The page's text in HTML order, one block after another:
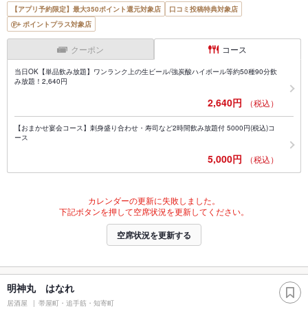
【アプリ予約限定】最大350ポイント還元対象店
口コミ投稿特典対象店
ポイントプラス対象店
クーポン コース
当日OK【単品飲み放題】ワンランク上の生ビール/強炭酸ハイボール等約50種90分飲
み放題！2,640円
2,640円 （税込）
【おまかせ宴会コース】刺身盛り合わせ・寿司など2時間飲み放題付 5000円(税込)コ
ース
5,000円 （税込）
カレンダーの更新に失敗しました。
下記ボタンを押して空席状況を更新してください。
空席状況を更新する
明神丸 はなれ
居酒屋 帯屋町・追手筋・知寄町